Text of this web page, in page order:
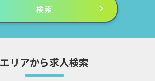
エリアから求人検索